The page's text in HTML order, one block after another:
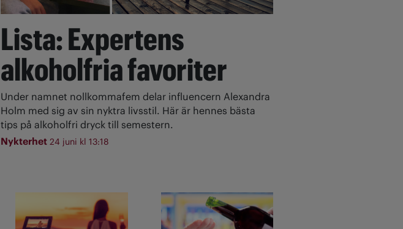
Lista: Expertens
alkoholfria favoriter
Under namnet nollkommafem delar influencern Alexandra
Holm med sig av sin nyktra livsstil. Här är hennes bästa
tips på alkoholfri dryck till semestern.
Nykterhet 24 juni kl 13:18